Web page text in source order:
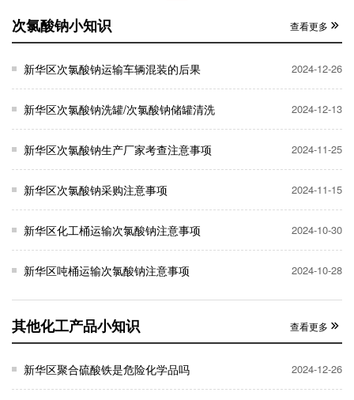
次氯酸钠小知识 查看更多
新华区次氯酸钠运输车辆混装的后果 2024-12-26
新华区次氯酸钠洗罐/次氯酸钠储罐清洗 2024-12-13
新华区次氯酸钠生产厂家考查注意事项 2024-11-25
新华区次氯酸钠采购注意事项 2024-11-15
新华区化工桶运输次氯酸钠注意事项 2024-10-30
新华区吨桶运输次氯酸钠注意事项 2024-10-28
其他化工产品小知识 查看更多
新华区聚合硫酸铁是危险化学品吗 2024-12-26